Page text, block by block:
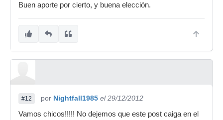
Buen aporte por cierto, y buena elección.
#12 por Nightfall1985 el 29/12/2012
Vamos chicos!!!!! No dejemos que este post caiga en el